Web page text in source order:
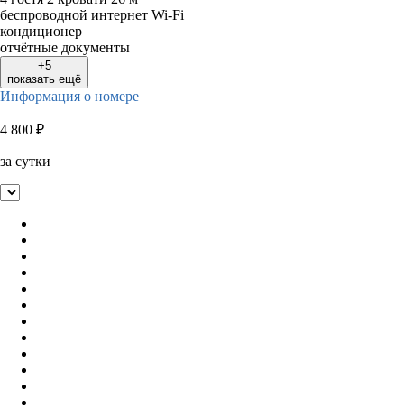
беспроводной интернет Wi-Fi
кондиционер
отчётные документы
+5
показать ещё
Информация о номере
4 800 ₽
за сутки